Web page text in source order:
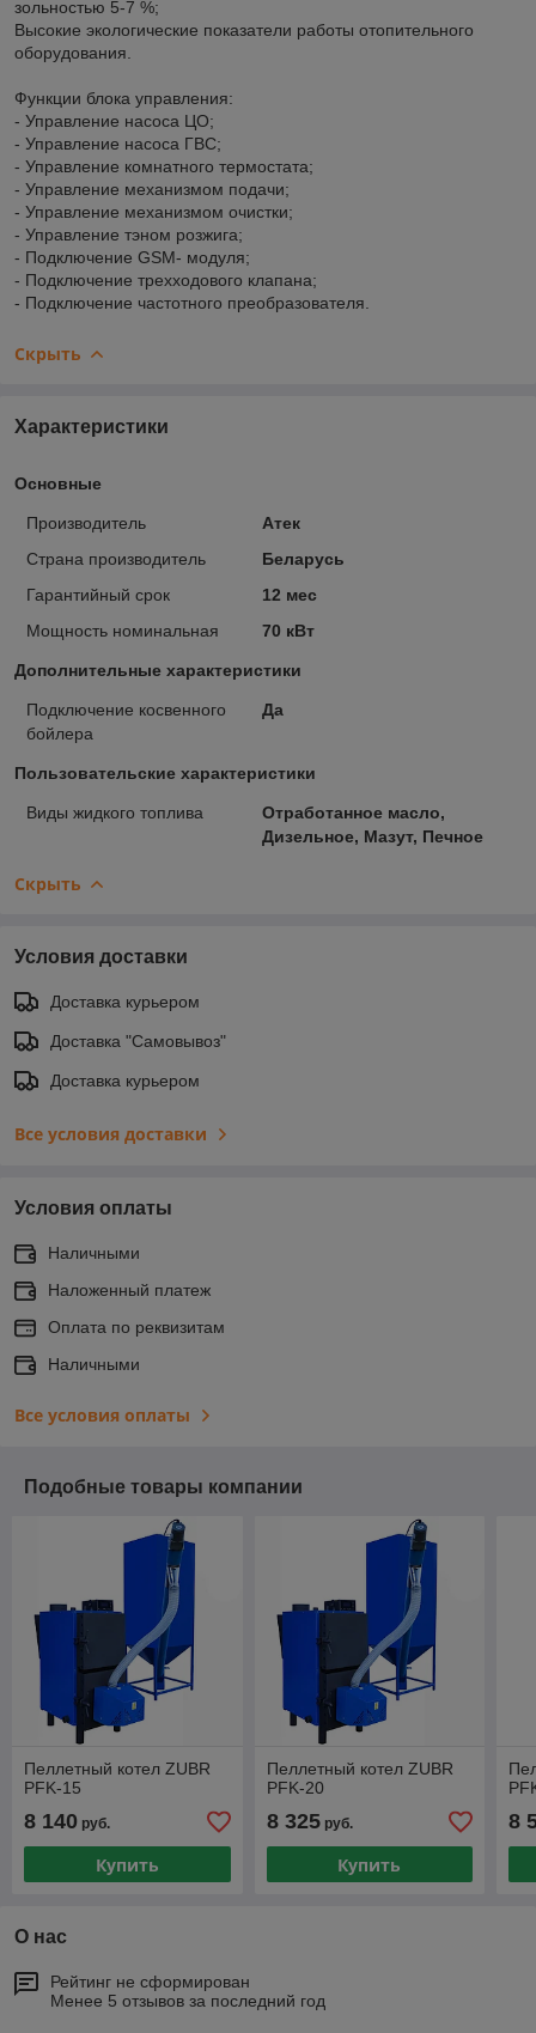
зольностью 5-7 %;
Высокие экологические показатели работы отопительного
оборудования.
Функции блока управления:
- Управление насоса ЦО;
- Управление насоса ГВС;
- Управление комнатного термостата;
- Управление механизмом подачи;
- Управление механизмом очистки;
- Управление тэном розжига;
- Подключение GSM- модуля;
- Подключение трехходового клапана;
- Подключение частотного преобразователя.
Скрыть
Характеристики
Основные
Производитель
Атек
Страна производитель
Беларусь
Гарантийный срок
12 мес
Мощность номинальная
70 кВт
Дополнительные характеристики
Подключение косвенного
бойлера
Да
Пользовательские характеристики
Виды жидкого топлива
Отработанное масло,
Дизельное, Мазут, Печное
Скрыть
Условия доставки
Доставка курьером
Доставка "Самовывоз"
Доставка курьером
Все условия доставки
Условия оплаты
Наличными
Наложенный платеж
Оплата по реквизитам
Наличными
Все условия оплаты
Подобные товары компании
Пеллетный котел ZUBR
PFK-15
8 140 руб.
Купить
Пеллетный котел ZUBR
PFK-20
8 325руб.
Купить
8
О нас
Рейтинг не сформирован
Менее 5 отзывов за последний год